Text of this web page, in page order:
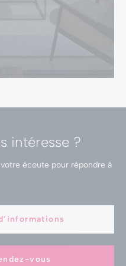
intéresse ?
écoute pour répondre à
vous